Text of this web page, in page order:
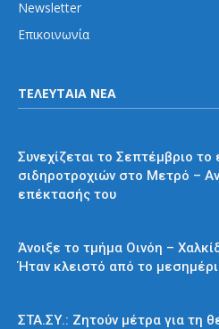
Newsletter
Επικοινωνία
ΤΕΛΕΥΤΑΙΑ ΝΕΑ
Συνεχίζεται το Σεπτέμβριο
σιδηροτροχιών στο Μετρό –
επέκτασής του
Άνοιξε το τμήμα Οινόη –
Ήταν κλειστό από το
ΣΤΑ.ΣΥ.: Ζητούν μέτρα για τη